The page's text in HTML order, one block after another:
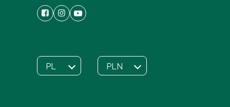
Wybrany język:
PL
polski Wybrana waluta:
PLN